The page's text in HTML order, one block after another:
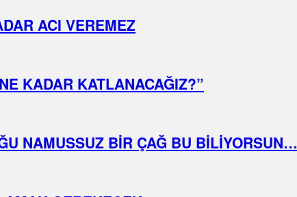
ACI VEREMEZ
KADAR KATLANACAĞIZ?”
NAMUSSUZ BİR ÇAĞ BU BİLİYORSUN…